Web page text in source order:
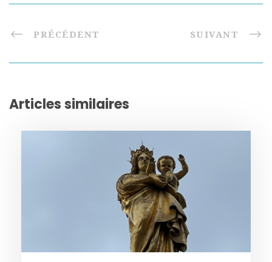
PRÉCÉDENT SUIVANT
Articles similaires